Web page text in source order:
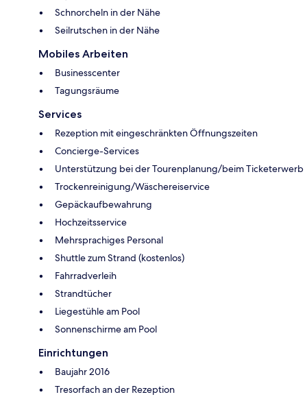
Schnorcheln in der Nähe
Seilrutschen in der Nähe
Mobiles Arbeiten
Businesscenter
Tagungsräume
Services
Rezeption mit eingeschränkten Öffnungszeiten
Concierge-Services
Unterstützung bei der Tourenplanung/beim Ticketerwerb
Trockenreinigung/Wäschereiservice
Gepäckaufbewahrung
Hochzeitsservice
Mehrsprachiges Personal
Shuttle zum Strand (kostenlos)
Fahrradverleih
Strandtücher
Liegestühle am Pool
Sonnenschirme am Pool
Einrichtungen
Baujahr 2016
Tresorfach an der Rezeption